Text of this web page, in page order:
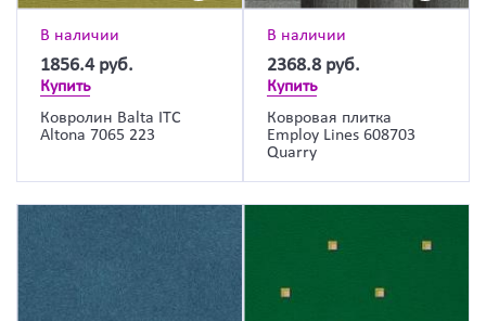
В наличии
1856.4 руб.
Купить
Ковролин Balta ITC
Altona 7065 223
В наличии
2368.8 руб.
Купить
Ковровая плитка
Employ Lines 608703
Quarry